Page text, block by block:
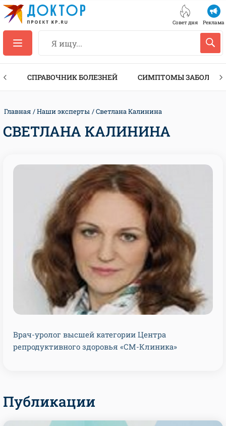
Совет дня Реклама
СПРАВОЧНИК БОЛЕЗНЕЙ СИМПТОМЫ
Главная Наши эксперты Светлана Калинина
СВЕТЛАНА КАЛИНИНА
Врач-уролог высшей категории Центра
репродуктивного здоровья «СМ-Клиника»
Публикации